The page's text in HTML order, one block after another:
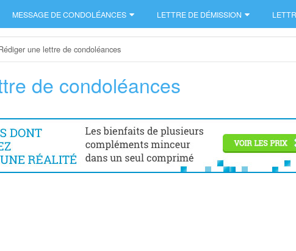
MESSAGE DE CONDOLÉANCES LETTRE DE DÉMISSION
une lettre de condoléances
de condoléances